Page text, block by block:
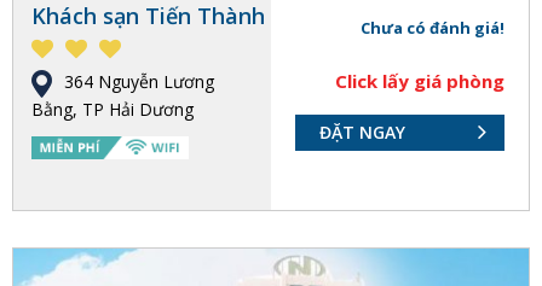
Khách sạn Tiến Thành
364 Nguyễn Lương
Bằng, TP Hải Dương
Chưa có đánh giá!
Click lấy giá phòng
ĐẶT NGAY